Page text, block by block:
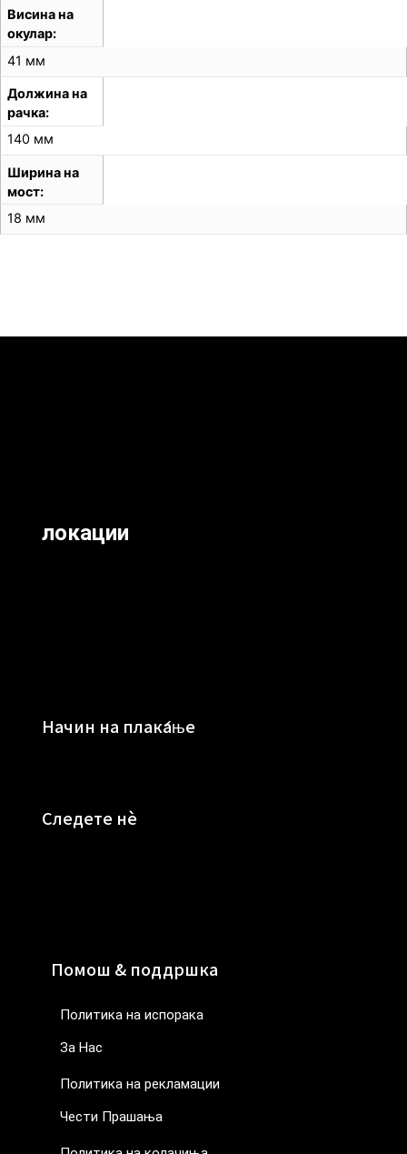
Висина на
окулар
41 мм
Должина на
рачка
140 мм
Ширина на
мост
18 мм
локации
Начин на плаќање
Следете нè
Помош & поддршка
Политика на испорака
За Нас
Политика на рекламации
Чести Прашања